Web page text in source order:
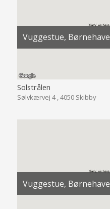
Vuggestue, Børnehave
Solstrålen
Sølvkærvej 4 , 4050 Skibby
Vuggestue, Børnehave